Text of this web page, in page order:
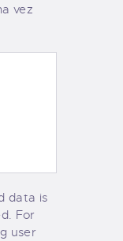
vez
data is
For
user